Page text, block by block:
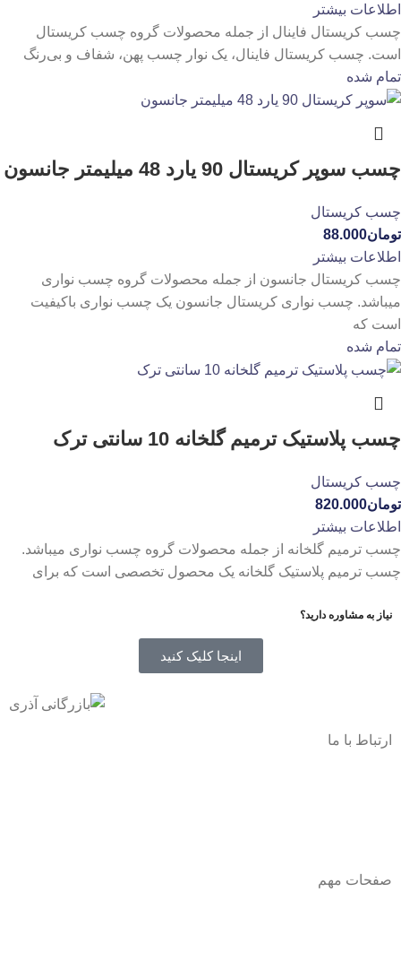
اطلاعات بیشتر
چسب کریستال فاینال از جمله محصولات گروه چسب کریستال
است. چسب کریستال فاینال، یک نوار چسب پهن، شفاف و بی‌رنگ
تمام شده
چسب سوپر کریستال 90 یارد 48 میلیمتر جانسون
چسب کریستال
تومان88.000
اطلاعات بیشتر
چسب کریستال جانسون از جمله محصولات گروه چسب نواری
میباشد. چسب نواری کریستال جانسون یک چسب نواری باکیفیت
است که
تمام شده
چسب پلاستیک ترمیم گلخانه 10 سانتی ترک
چسب کریستال
تومان820.000
اطلاعات بیشتر
چسب ترمیم گلخانه از جمله محصولات گروه چسب نواری میباشد.
چسب ترمیم پلاستیک گلخانه یک محصول تخصصی است که برای
نیاز به مشاوره دارید؟
اینجا کلیک کنید
ارتباط با ما
صفحات مهم